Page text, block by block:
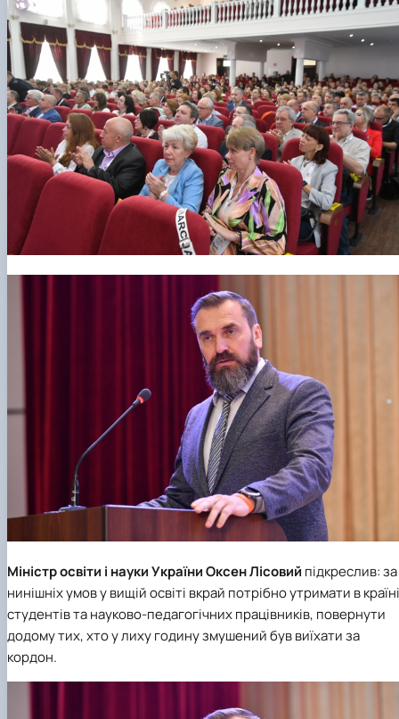
Міністр освіти і науки УкраїниОксен Лісовий підкреслив: за
нинішніх умов у вищій освіті вкрай потрібно утримати в країні
студентів та науково-педагогічних працівників, повернути
додому тих, хто у лиху годину змушений був виїхати за
кордон.